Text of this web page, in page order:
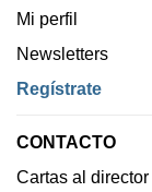
Mi perfil
Newsletters
Regístrate
CONTACTO
Cartas al director